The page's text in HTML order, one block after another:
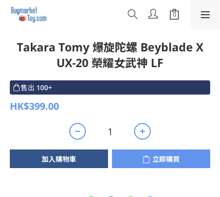
Takara Tomy 爆旋陀螺 Beyblade X
UX-20 榮耀女武神 LF
售出 100+
HK$399.00
加入購物車 立即購買